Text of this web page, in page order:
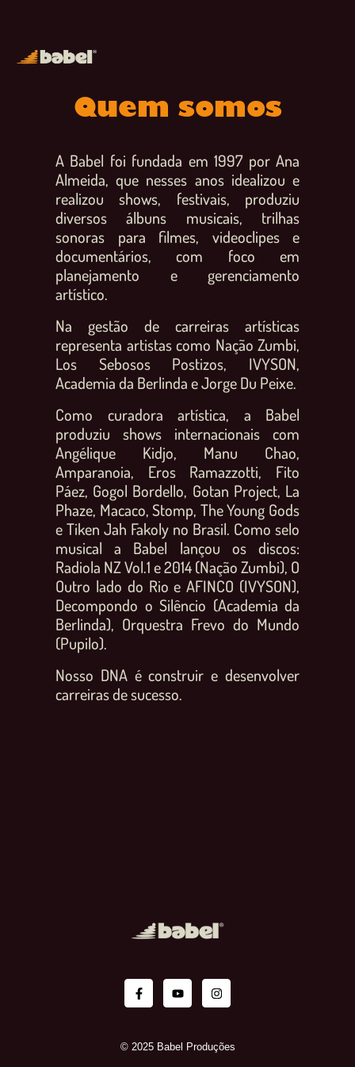
Quem somos
A Babel foi fundada em 1997 por Ana
Almeida, que nesses anos idealizou e
realizou shows, festivais, produziu
diversos álbuns musicais, trilhas
sonoras para filmes, videoclipes e
documentários, com foco em
planejamento e gerenciamento
artístico.
Na gestão de carreiras artísticas
representa artistas como Nação Zumbi,
Los Sebosos Postizos, IVYSON,
Academia da Berlinda e Jorge Du Peixe.
Como curadora artística, a Babel
produziu shows internacionais com
Angélique Kidjo, Manu Chao,
Amparanoia, Eros Ramazzotti, Fito
Páez, Gogol Bordello, Gotan Project, La
Phaze, Macaco, Stomp, The Young Gods
e Tiken Jah Fakoly no Brasil. Como selo
musical a Babel lançou os discos:
Radiola NZ Vol.1 e 2014 (Nação Zumbi), O
Outro lado do Rio e AFINCO (IVYSON),
Decompondo o Silêncio (Academia da
Berlinda), Orquestra Frevo do Mundo
(Pupilo).
Nosso DNA é construir e desenvolver
carreiras de sucesso.
© 2025 Babel Produções